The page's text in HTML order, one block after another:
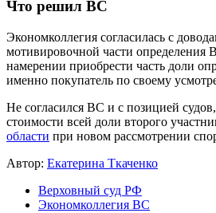
Что решил ВС
Экономколлегия согласилась с
мотивировочной части определения
намерении приобрести часть доли
именно покупатель по своему
Не согласился ВС и с позицией
стоимости всей доли второго
области при новом рассмотрении
Автор: Екатерина Ткаченко
Верховный суд РФ
Экономколлегия ВС